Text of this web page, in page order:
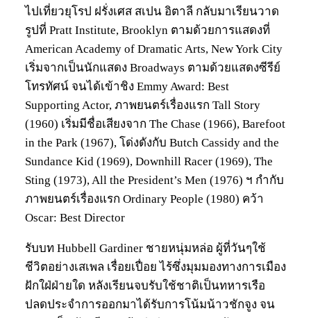
ไปเที่ยวยุโรป ฝรั่งเศส สเปน อิตาลี กลับมาเรียนวาด
รูปที่ Pratt Institute, Brooklyn ตามด้วยการแสดงที่
American Academy of Dramatic Arts, New York City
เริ่มจากเป็นนักแสดง Broadways ตามด้วยแสดงซีรีย์
โทรทัศน์ จนได้เข้าชิง Emmy Award: Best
Supporting Actor, ภาพยนตร์เรื่องแรก Tall Story
(1960) เริ่มมีชื่อเสียงจาก The Chase (1966), Barefoot
in the Park (1967), โด่งดังกับ Butch Cassidy and the
Sundance Kid (1969), Downhill Racer (1969), The
Sting (1973), All the President’s Men (1976) ฯ กำกับ
ภาพยนตร์เรื่องแรก Ordinary People (1980) คว้า
Oscar: Best Director
รับบท Hubbell Gardiner ชายหนุ่มหล่อ ผู้ที่วันๆใช้
ชีวิตอย่างเสเพล เรื่อยเปื่อย ไร้ซึ่งมุมมองทางการเมือง
ฝักใฝ่ฝ่ายใด หลังเรียนจบรับใช้ชาติเป็นทหารเรือ
ปลดประจำการออกมาได้รับการโน้มน้าวชักจูง จน